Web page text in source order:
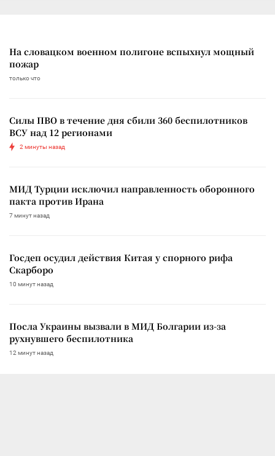
На словацком военном полигоне вспыхнул мощный
пожар
только что
Силы ПВО в течение дня сбили 360 беспилотников
ВСУ над 12 регионами
2 минуты назад
МИД Турции исключил направленность оборонного
пакта против Ирана
7 минут назад
Госдеп осудил действия Китая у спорного рифа
Скарборо
10 минут назад
Посла Украины вызвали в МИД Болгарии из-за
рухнувшего беспилотника
12 минут назад